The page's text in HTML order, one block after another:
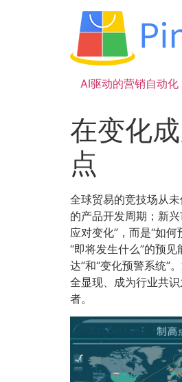
AI驱动的营销自动化
在变化
点
全球贸易的竞技场从
的产品开发周期；新
应对变化”，而是“如
“即将发生什么”的预见
达”和“变化预警系统”
全显现、成为行业共
者。